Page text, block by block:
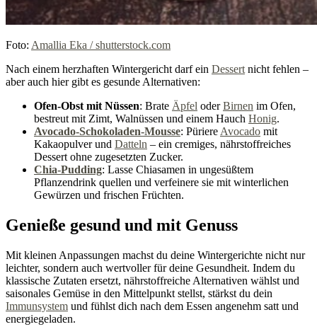
Foto: Amallia Eka / shutterstock.com
Nach einem herzhaften Wintergericht darf ein Dessert nicht fehlen –
aber auch hier gibt es gesunde Alternativen:
Ofen-Obst mit Nüssen: Brate Äpfel oderBirnen im Ofen,
bestreut mit Zimt, Walnüssen und einem Hauch Honig.
Avocado-Schokoladen-Mousse: Püriere Avocado mit
Kakaopulver und Datteln – ein cremiges, nährstoffreiches
Dessert ohne zugesetzten Zucker.
Chia-Pudding: Lasse Chiasamen in ungesüßtem
Pflanzendrink quellen und verfeinere sie mit winterlichen
Gewürzen und frischen Früchten.
Genieße gesund und mit Genuss
Mit kleinen Anpassungen machst du deine Wintergerichte nicht nur
leichter, sondern auch wertvoller für deine Gesundheit. Indem du
klassische Zutaten ersetzt, nährstoffreiche Alternativen wählst und
saisonales Gemüse in den Mittelpunkt stellst, stärkst du dein
Immunsystem und fühlst dich nach dem Essen angenehm satt und
energiegeladen.